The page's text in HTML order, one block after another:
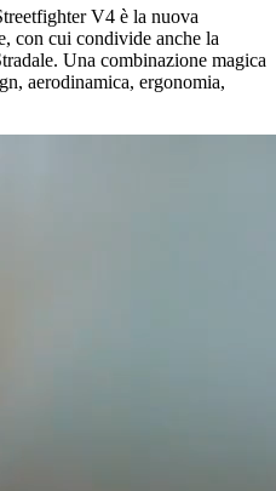
V4 è la nuova
con cui condivide anche la
Una combinazione magica
aerodinamica, ergonomia,